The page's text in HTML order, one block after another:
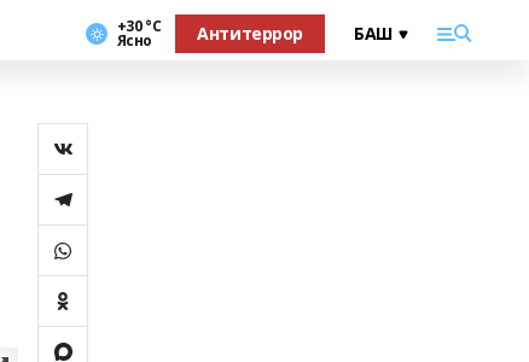
+30 °С
Ясно Антитеррор